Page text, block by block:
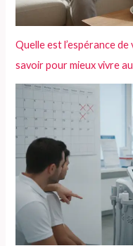
Quelle est l’espérance
savoir pour mieux vivre